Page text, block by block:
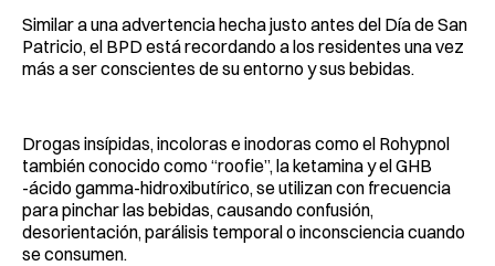
Similar a una advertencia hecha justo antes del Día de San
Patricio, el BPD está recordando a los residentes una vez
más a ser conscientes de su entorno y sus bebidas.
Drogas insípidas, incoloras e inodoras como el Rohypnol
también conocido como “roofie”, la ketamina y el GHB
-ácido gamma-hidroxibutírico, se utilizan con frecuencia
para pinchar las bebidas, causando confusión,
desorientación, parálisis temporal o inconsciencia cuando
se consumen.